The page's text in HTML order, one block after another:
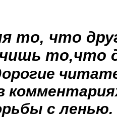
то, что
то,что
с ленью.